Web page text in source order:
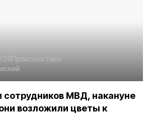
Происшествия
сотрудников МВД, накануне
возложили цветы к